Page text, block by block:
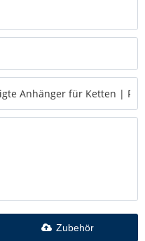
Zubehör